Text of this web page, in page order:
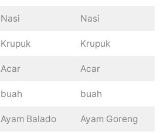
Nasi Nasi
Krupuk Krupuk
Acar Acar
buah buah
Ayam Balado Ayam Goreng